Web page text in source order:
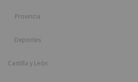
Provincia
Deportes
Castilla y León